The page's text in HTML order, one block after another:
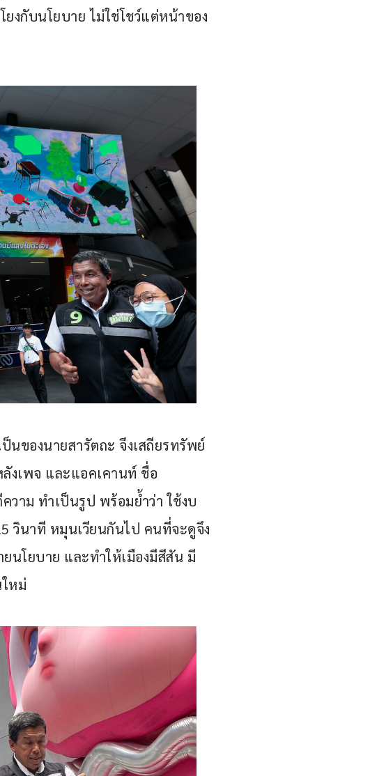
งกับนโยบาย ไม่ใช่โชว์แต่หน้าของ
นของนายสารัตถะ จึงเสถียรทรัพย์
งเพจ และแอคเคานท์ ชื่อ
วาม ทำเป็นรูป พร้อมย้ำว่า ใช้งบ
วินาที หมุนเวียนกันไป คนที่จะดูจึง
นโยบาย และทำให้เมืองมีสีสัน มี
หม่